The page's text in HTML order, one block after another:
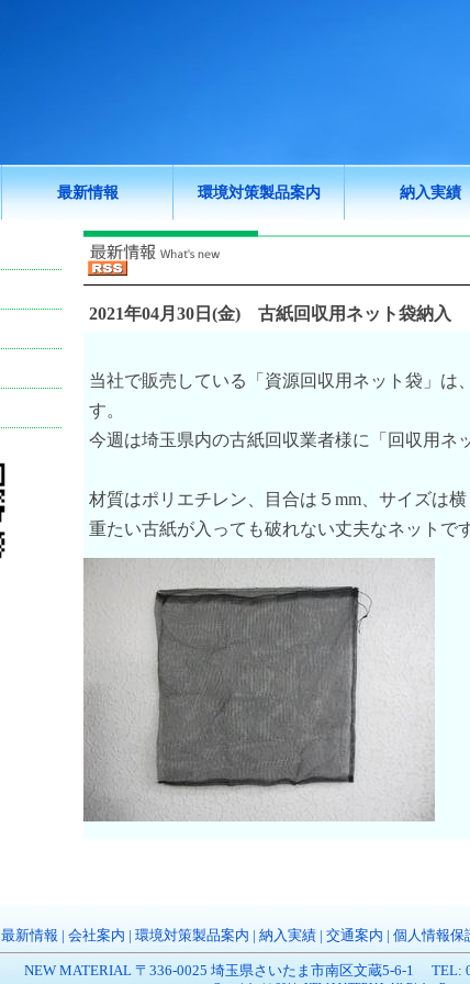
最新情報 環境対策製品案内 納入実績
2021年04月30日(金) 古紙回収用ネット袋納入
当社で販売している「資源回収用ネット袋」は
す。
今週は埼玉県内の古紙回収業者様に「回収用ネ
材質はポリエチレン、目合は５mm、サイズは横
重たい古紙が入っても破れない丈夫なネットです
最新情報 会社案内 環境対策製品案内 納入実績| 交通案内 個人情報保
NEW MATERIAL 〒336-0025 埼玉県さいたま市南区文蔵5-6-1 TEL: